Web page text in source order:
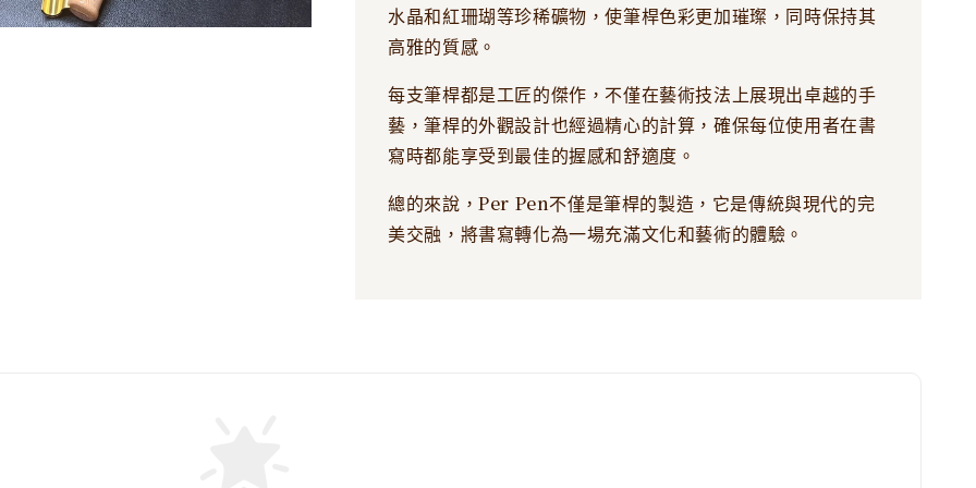
水晶和紅珊瑚等珍稀礦物，使筆桿色彩更加璀璨，同時保持其
高雅的質感。
每支筆桿都是工匠的傑作，不僅在藝術技法上展現出卓越的手
藝，筆桿的外觀設計也經過精心的計算，確保每位使用者在書
寫時都能享受到最佳的握感和舒適度。
總的來說，Per Pen不僅是筆桿的製造，它是傳統與現代的完
美交融，將書寫轉化為一場充滿文化和藝術的體驗。